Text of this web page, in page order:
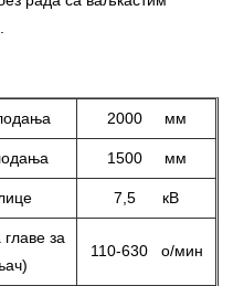
2000 мм
1500 мм
7,5 кВ
за
110-630 о/мин